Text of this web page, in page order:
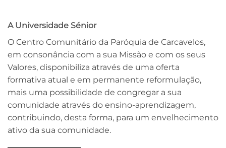
A Universidade Sénior
O Centro Comunitário da Paróquia de Carcavelos,
em consonância com a sua Missão e com os seus
Valores, disponibiliza através de uma oferta
formativa atual e em permanente reformulação,
mais uma possibilidade de congregar a sua
comunidade através do ensino-aprendizagem,
contribuindo, desta forma, para um envelhecimento
ativo da sua comunidade.